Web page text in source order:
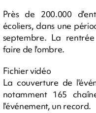
Près de 200.000
écoliers, dans une
septembre. La
faire de l'ombre.
Fichier vidéo
La couverture de
notamment 165
l'événement, un record.